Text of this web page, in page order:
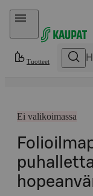
Hyppää sisältöön
Tuotteet
Ei valikoimassa